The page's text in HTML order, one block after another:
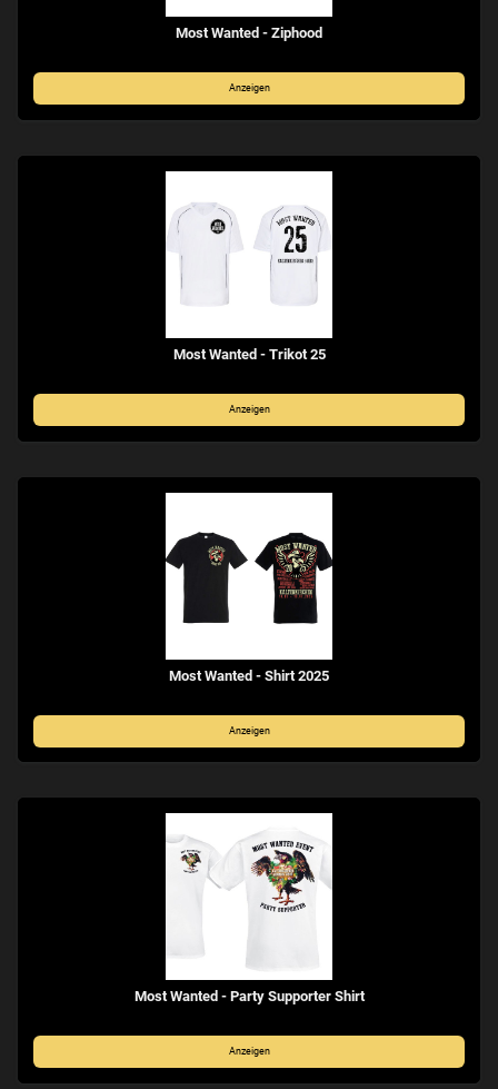
Most Wanted - Ziphood
Anzeigen
Most Wanted - Trikot 25
Anzeigen
Most Wanted - Shirt 2025
Anzeigen
Most Wanted - Party Supporter Shirt
Anzeigen